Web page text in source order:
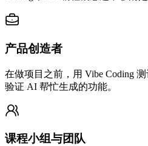
产品创造者
在做项目之前，用 Vibe Coding
验证 AI 帮忙生成的功能。
课程小组与团队